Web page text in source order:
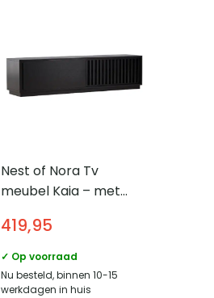
Nest of Nora Tv
meubel Kaia – met
design – Zwart
419,95
✓ Op voorraad
Nu besteld, binnen 10-15
werkdagen in huis